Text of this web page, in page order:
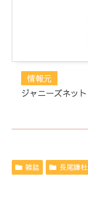
情報元
ジャニーズネット
雑誌 長尾謙杜